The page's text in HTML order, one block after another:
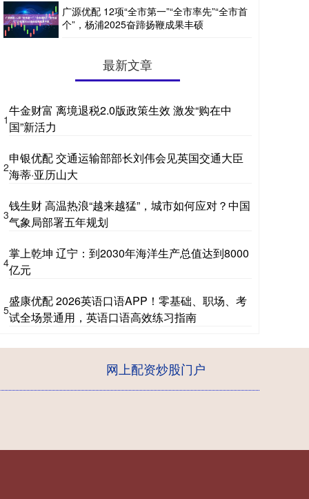
广源优配 12项“全市第一”“全市率先”“全市首
个”，杨浦2025奋蹄扬鞭成果丰硕
最新文章
1
牛金财富 离境退税2.0版政策生效 激发“购在中
国”新活力
2
申银优配 交通运输部部长刘伟会见英国交通大臣
海蒂·亚历山大
3
钱生财 高温热浪“越来越猛”，城市如何应对？中国
气象局部署五年规划
4
掌上乾坤 辽宁：到2030年海洋生产总值达到8000
亿元
5
盛康优配 2026英语口语APP！零基础、职场、考
试全场景通用，英语口语高效练习指南
网上配资炒股门户